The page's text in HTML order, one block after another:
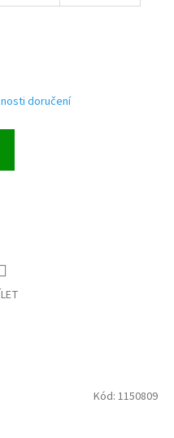
doručení
Kód: 1150809